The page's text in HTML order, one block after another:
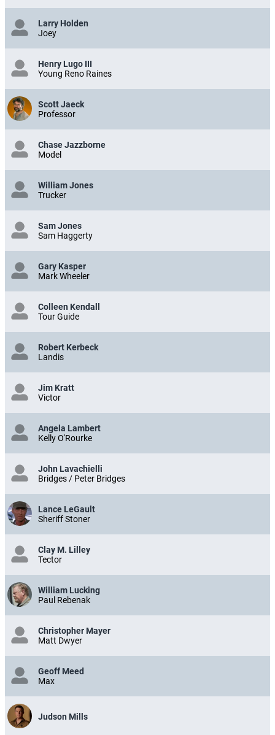
Larry Holden
Joey
Henry Lugo III
Young Reno Raines
Scott Jaeck
Professor
Chase Jazzborne
Model
William Jones
Trucker
Sam Jones
Sam Haggerty
Gary Kasper
Mark Wheeler
Colleen Kendall
Tour Guide
Robert Kerbeck
Landis
Jim Kratt
Victor
Angela Lambert
Kelly O'Rourke
John Lavachielli
Bridges / Peter Bridges
Lance LeGault
Sheriff Stoner
Clay M. Lilley
Tector
William Lucking
Paul Rebenak
Christopher Mayer
Matt Dwyer
Geoff Meed
Max
Judson Mills